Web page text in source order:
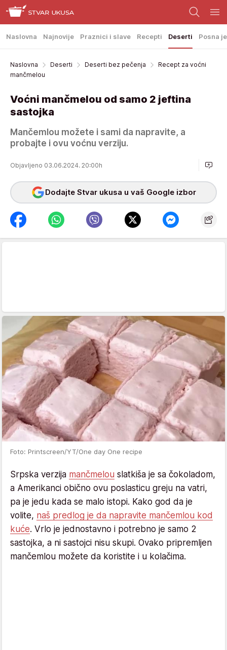
Naslovna Najnovije Praznici i slave Recepti Deserti Posna
Naslovna Deserti Deserti bez pečenja
Recept za voćni
mančmelou
Voćni mančmelou od samo 2 jeftina
sastojka
Mančemlou možete i sami da napravite, a
probajte i ovu voćnu verziju.
Objavljeno 03.06.2024. 20:00h
Dodajte Stvar ukusa u vaš Google izbor
Foto: Printscreen/YT/One day One recipe
Srpska verzija mančmelou slatkiša je sa čokoladom,
a Amerikanci obično ovu poslasticu greju na vatri,
pa je jedu kada se malo istopi. Kako god da je
volite, naš predlog je da napravite mančemlou kod
kuće. Vrlo je jednostavno i potrebno je samo 2
sastojka, a ni sastojci nisu skupi. Ovako pripremljen
mančemlou možete da koristite i u kolačima.